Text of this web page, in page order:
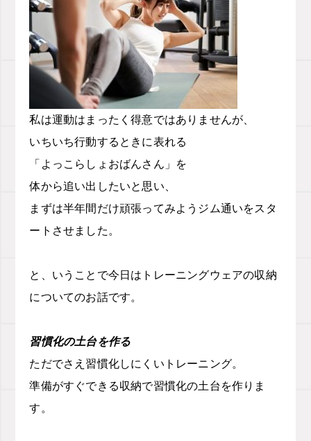
私は運動はまったく得意ではありませんが、
いちいち行動するときに表れる
「よっこらしょおばんさん」を
体から追い出したいと思い、
まずは半年間だけ頑張ってみようジム通いをスタ
ートさせました。
と、いうことで今日はトレーニングウェアの収納
についてのお話です。
習慣化の土台を作る
ただでさえ習慣化しにくいトレーニング。
準備がすぐできる収納で習慣化の土台を作りま
す。